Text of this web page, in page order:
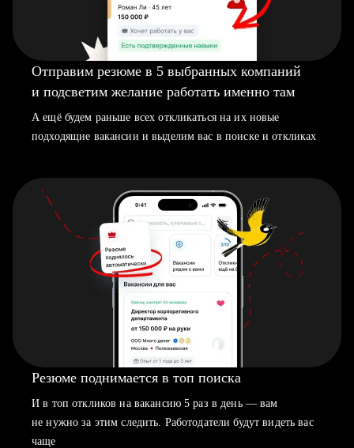
Отправим резюме в 5 выбранных компаний
и подсветим желание работать именно там
А ещё будем раньше всех откликаться на их новые
подходящие вакансии и выделим вас в поиске и откликах
Резюме поднимается в топ поиска
И в топ откликов на вакансию 5 раз в день — вам
не нужно за этим следить. Работодатели будут видеть вас
чаще